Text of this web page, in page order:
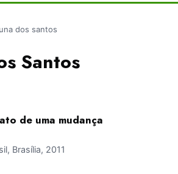
dos santos
Santos
de uma mudança
Brasília, 2011